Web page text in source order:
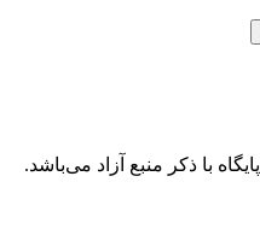
با ذکر منبع آزاد می‌باشد.